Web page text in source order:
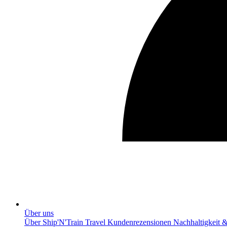
Über uns
Über Ship'N'Train Travel Kundenrezensionen Nachhaltigkeit